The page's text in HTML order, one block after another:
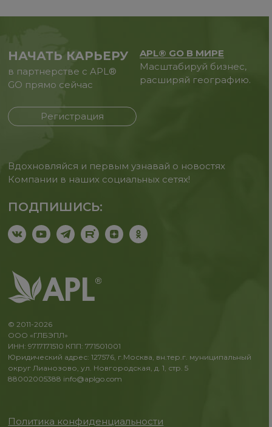
НАЧАТЬ КАРЬЕРУ
в партнерстве с APL®
GO прямо сейчас
Регистрация
APL® GO В МИРЕ
Масштабируй бизнес,
расширяй географию.
Вдохновляйся и первым узнавай о новостях
Компании в наших социальных сетях!
ПОДПИШИСЬ:
© 2011-2026
ООО «ГЛБЭПЛ»
ИНН: 9717171510 КПП: 771501001
Юридический адрес: 127576, г.Москва, вн.тер.г. муниципальный
округ Лианозово, ул. Новгородская, д. 1, стр. 5
88002005388 info@aplgo.com
Политика конфиденциальности